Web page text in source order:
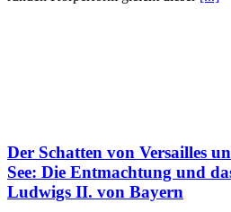
Der Schatten von Versailles
See: Die Entmachtung und
Ludwigs II. von Bayern